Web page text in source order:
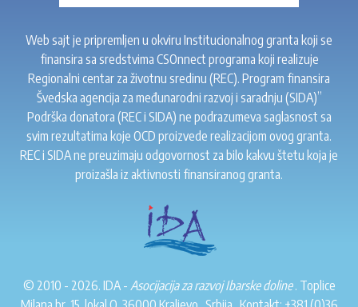
Web sajt je pripremljen u okviru Institucionalnog granta koji se
finansira sa sredstvima CSOnnect programa koji realizuje
Regionalni centar za životnu sredinu (REC). Program finansira
Švedska agencija za međunarodni razvoj i saradnju (SIDA)”
Podrška donatora (REC i SIDA) ne podrazumeva saglasnost sa
svim rezultatima koje OCD proizvede realizacijom ovog granta.
REC i SIDA ne preuzimaju odgovornost za bilo kakvu štetu koja je
proizašla iz aktivnosti finansiranog granta.
© 2010 - 2026. IDA - Asocijacija za razvoj Ibarske doline. Toplice